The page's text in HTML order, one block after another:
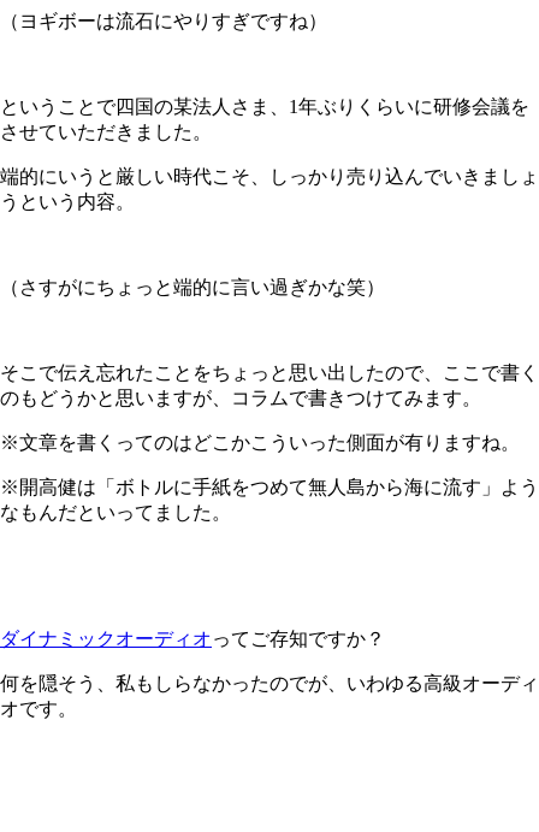
（ヨギボーは流石にやりすぎですね）
ということで四国の某法人さま、1年ぶりくらいに研修会議を
させていただきました。
端的にいうと厳しい時代こそ、しっかり売り込んでいきましょ
うという内容。
（さすがにちょっと端的に言い過ぎかな笑）
そこで伝え忘れたことをちょっと思い出したので、ここで書く
のもどうかと思いますが、コラムで書きつけてみます。
※文章を書くってのはどこかこういった側面が有りますね。
※開高健は「ボトルに手紙をつめて無人島から海に流す」よう
なもんだといってました。
ダイナミックオーディオってご存知ですか？
何を隠そう、私もしらなかったのでが、いわゆる高級オーディ
オです。